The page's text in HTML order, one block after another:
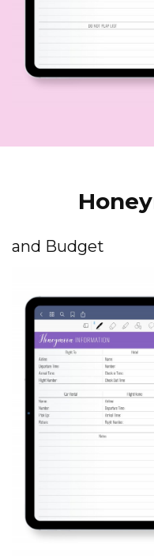
and Budget